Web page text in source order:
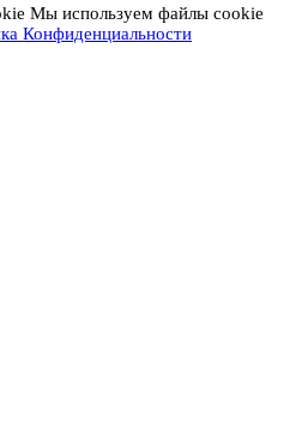
Мы используем файлы cookie
Конфиденциальности